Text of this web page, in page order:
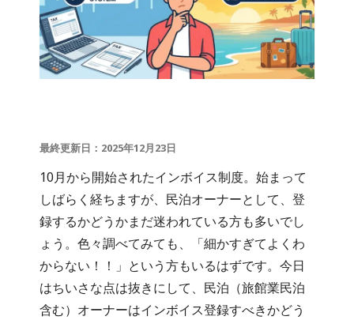
最終更新日：2025年12月23日
10月から開始されたインボイス制度。始まって
しばらく経ちますが、民泊オーナーとして、登
録するかどうかまだ迷われている方も多いでし
ょう。色々調べてみても、「細かすぎてよくわ
からない！！」という方もいるはずです。今日
はちいさな点は抜きにして、民泊（旅館業民泊
含む）オーナーはインボイス登録すべきかどう